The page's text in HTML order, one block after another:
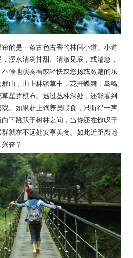
的是一条古色古香的林间小道。小道
溪水清冽甘甜、清澈见底，或湍急，
停地演奏着或轻快或悠扬或激越的乐
山，山上林密草丰，花开蝶舞，鸟鸣
星罗棋布。透过丛林深处，还能看到
。如果赶上饲养员喂食，只听得一声
下跳跃于树林之间，当你还在惊叹于
就在不远处安享美食。如此近距离地
奋？